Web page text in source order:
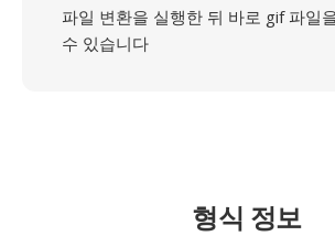
파일 변환을 실행한 뒤 바로 gif 파일
수 있습니다
형식 정보